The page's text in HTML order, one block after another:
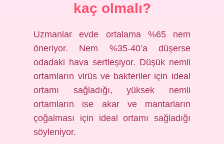
kaç olmalı?
Uzmanlar evde ortalama %65 nem
öneriyor. Nem %35-40’a düşerse
odadaki hava sertleşiyor. Düşük nemli
ortamların virüs ve bakteriler için ideal
ortamı sağladığı, yüksek nemli
ortamların ise akar ve mantarların
çoğalması için ideal ortamı sağladığı
söyleniyor.